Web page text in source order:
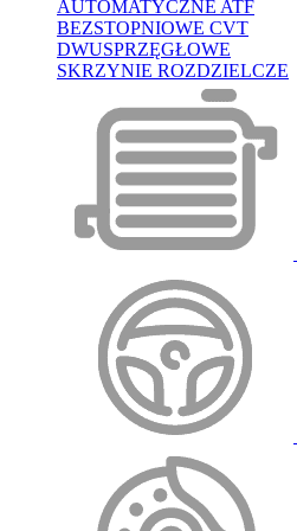
AUTOMATYCZNE ATF
BEZSTOPNIOWE CVT
DWUSPRZĘGŁOWE
SKRZYNIE ROZDZIELCZE